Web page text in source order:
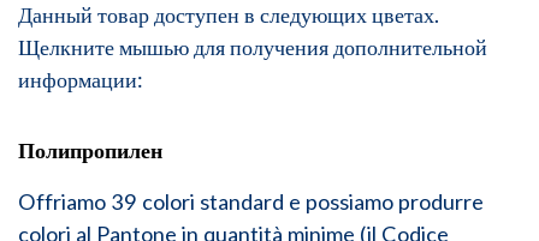
Данный товар доступен в следующих цветах.
Щелкните мышью для получения дополнительной
информации:
Полипропилен
Offriamo 39 colori standard e possiamo produrre
colori al Pantone in quantità minime (il Codice